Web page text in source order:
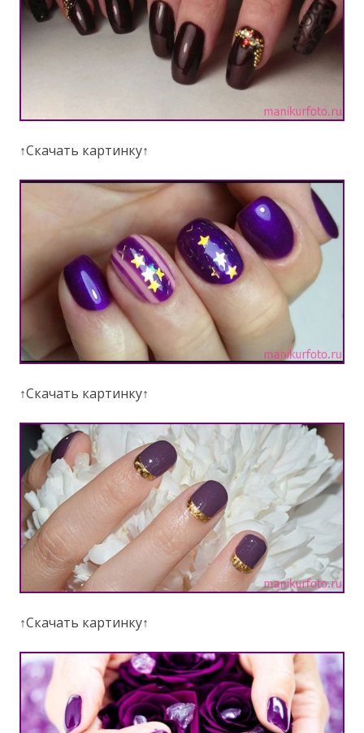
↑Скачать картинку↑
↑Скачать картинку↑
↑Скачать картинку↑